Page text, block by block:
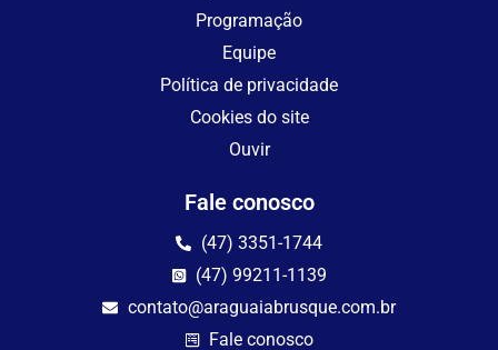
Programação
Equipe
Política de privacidade
Cookies do site
Ouvir
Fale conosco
(47) 3351-1744
(47) 99211-1139
contato@araguaiabrusque.com.br
Fale conosco